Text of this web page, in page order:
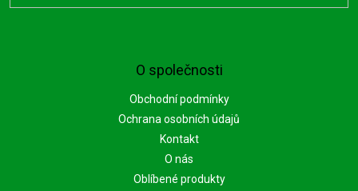
O společnosti
Obchodní podmínky
Ochrana osobních údajů
Kontakt
O nás
Oblíbené produkty